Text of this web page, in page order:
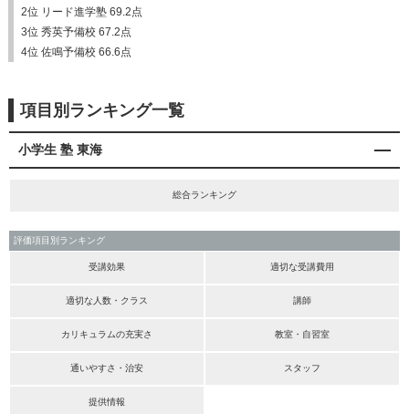
2位 リード進学塾 69.2点
3位 秀英予備校 67.2点
4位 佐鳴予備校 66.6点
項目別ランキング一覧
小学生 塾 東海
総合ランキング
評価項目別ランキング
受講効果 適切な受講費用
適切な人数・クラス 講師
カリキュラムの充実さ 教室・自習室
通いやすさ・治安 スタッフ
提供情報